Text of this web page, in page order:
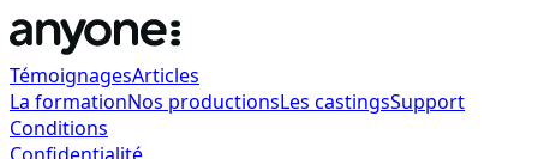
TémoignagesArticles
La formationNos productionsLes castingsSupport
Conditions